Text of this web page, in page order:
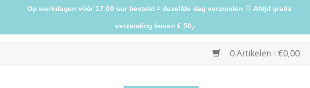
0 Artikelen - €0,00
Op werkdagen vóór 17:00 uur besteld = dezelfde dag verzonden ♡ Altijd gratis
verzending boven € 50,-